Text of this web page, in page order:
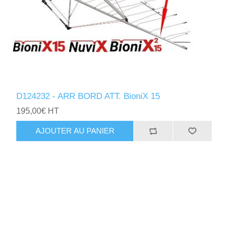
D124232 - ARR BORD ATT. BioniX 15
195,00€ HT
AJOUTER AU PANIER